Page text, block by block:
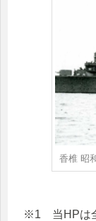
香椎 昭
※1 当HPは全